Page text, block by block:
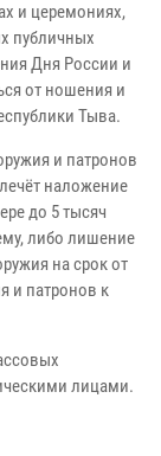
и церемониях,
публичных
Дня России и
от ношения и
Тыва.
и патронов
наложение
до 5 тысяч
либо лишение
на срок от
и патронов к
лицами.